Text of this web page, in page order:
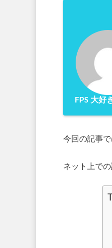
FPS 大好
今回の記事
ネット上で